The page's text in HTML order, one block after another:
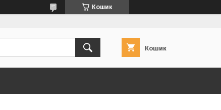
Кошик
Кошик